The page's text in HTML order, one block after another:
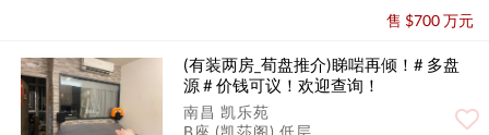
售 $700 万元
(有装两房_荀盘推介)睇啱再倾！# 多盘
源 # 价钱可议！欢迎查询！
南昌 凯乐苑
B座 (凯莎阁) 低层